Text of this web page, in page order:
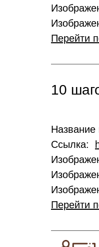
Перейти
10
Ссылка:
Перейти